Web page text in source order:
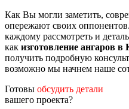
Как Вы могли заметить,
опережают своих
каждому рассмотреть и
как изготовление ангаров в
получить подробную
возможно мы начнем наше
Готовы обсудить детали
вашего проекта?